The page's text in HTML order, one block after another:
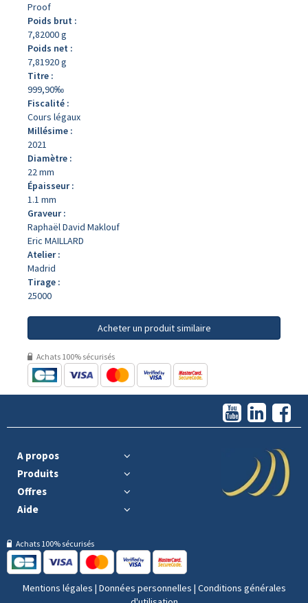
Proof
Poids brut :
7,82000 g
Poids net :
7,81920 g
Titre :
999,90‰
Fiscalité :
Cours légaux
Millésime :
2021
Diamètre :
22 mm
Épaisseur :
1.1 mm
Graveur :
Raphaël David Maklouf
Eric MAILLARD
Atelier :
Madrid
Tirage :
25000
Acheter un produit similaire
Achats 100% sécurisés
A propos
Produits
Offres
Aide
Achats 100% sécurisés
Mentions légales | Données personnelles | Conditions générales